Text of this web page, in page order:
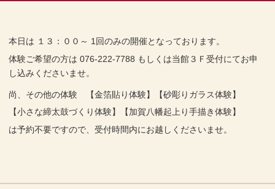
本日は １３：００～ 1回のみの開催となっております。
体験ご希望の方は 076-222-7788 もしくは当館３Ｆ受付にてお申
し込みくださいませ。
尚、その他の体験 【金箔貼り体験】【砂彫りガラス体験】
【小さな締太鼓づくり体験】【加賀八幡起上り手描き体験】
は予約不要ですので、受付時間内にお越しくださいませ。